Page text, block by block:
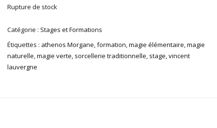
Rupture de stock
Catégorie : Stages et Formations
Étiquettes : athenos Morgane,formation,magie élémentaire,magie
naturelle,magie verte, sorcellerie traditionnelle, stage,vincent
lauvergne